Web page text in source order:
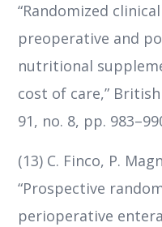
“Randomized
preoperative and
nutritional
cost of care,”
91, no. 8, pp.
(13) C. Finco, P.
“Prospective
perioperative